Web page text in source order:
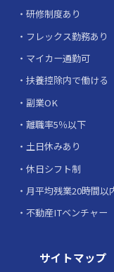
研修制度あり
フレックス勤務あり
マイカー通勤可
扶養控除内で働ける
副業OK
離職率5％以下
土日休みあり
休日シフト制
月平均残業20時間以
不動産ITベンチャー
サイトマップ